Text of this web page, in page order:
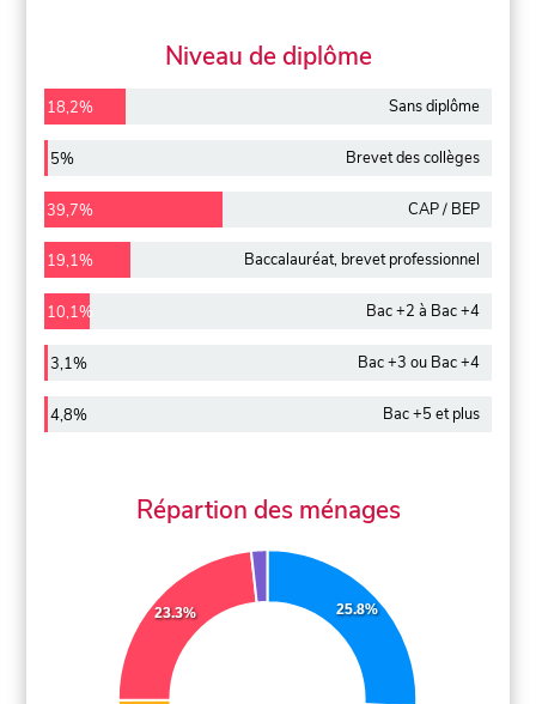
Niveau de diplôme
18,2% Sans diplôme
5% Brevet des collèges
39,7% CAP / BEP
19,1% Baccalauréat, brevet professionnel
10,1% Bac +2 à Bac +4
3,1% Bac +3 ou Bac +4
4,8% Bac +5 et plus
Répartion des ménages
25.8%
23.3%